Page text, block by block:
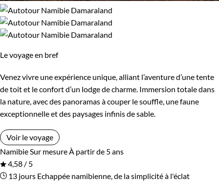
Le voyage en bref
Venez vivre une expérience unique, alliant l’aventure d’une tente
de toit et le confort d’un lodge de charme. Immersion totale dans
la nature, avec des panoramas à couper le souffle, une faune
exceptionnelle et des paysages infinis de sable.
Voir le voyage
Namibie Sur mesure À partir de 5 ans
4,58 / 5
13 jours Echappée namibienne, de la simplicité à l'éclat